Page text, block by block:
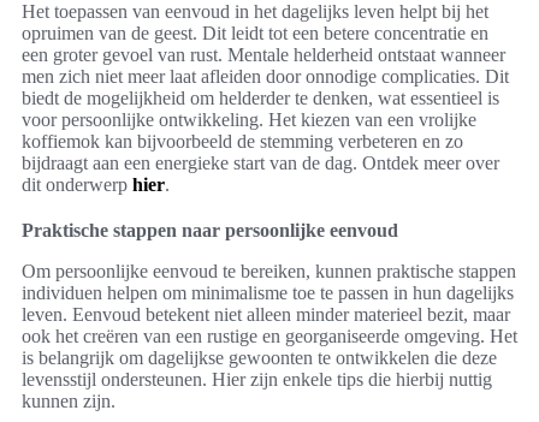
Het toepassen van eenvoud in het dagelijks leven helpt bij het
opruimen van de geest. Dit leidt tot een betere concentratie en
een groter gevoel van rust. Mentale helderheid ontstaat wanneer
men zich niet meer laat afleiden door onnodige complicaties. Dit
biedt de mogelijkheid om helderder te denken, wat essentieel is
voor persoonlijke ontwikkeling. Het kiezen van een vrolijke
koffiemok kan bijvoorbeeld de stemming verbeteren en zo
bijdraagt aan een energieke start van de dag. Ontdek meer over
dit onderwerp hier.
Praktische stappen naar persoonlijke eenvoud
Om persoonlijke eenvoud te bereiken, kunnen praktische stappen
individuen helpen om minimalisme toe te passen in hun dagelijks
leven. Eenvoud betekent niet alleen minder materieel bezit, maar
ook het creëren van een rustige en georganiseerde omgeving. Het
is belangrijk om dagelijkse gewoonten te ontwikkelen die deze
levensstijl ondersteunen. Hier zijn enkele tips die hierbij nuttig
kunnen zijn.